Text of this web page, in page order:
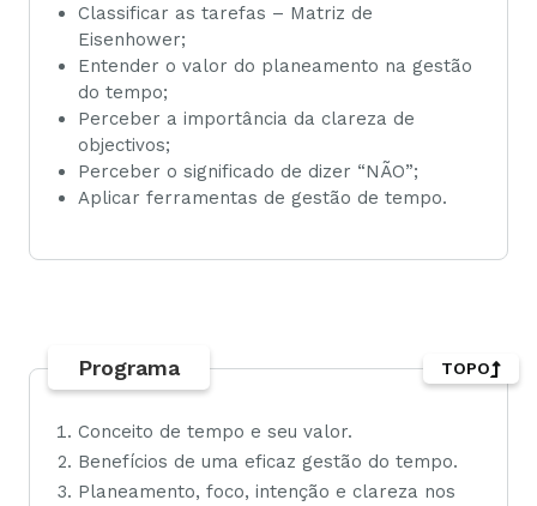
Classificar as tarefas – Matriz de
Eisenhower;
Entender o valor do planeamento na gestão
do tempo;
Perceber a importância da clareza de
objectivos;
Perceber o significado de dizer “NÃO”;
Aplicar ferramentas de gestão de tempo.
Programa
Conceito de tempo e seu valor.
Benefícios de uma eficaz gestão do tempo.
Planeamento, foco, intenção e clareza nos
TOPO